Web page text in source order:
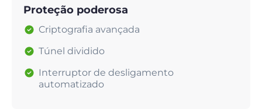
Proteção poderosa
Criptografia avançada
Túnel dividido
Interruptor de desligamento
automatizado